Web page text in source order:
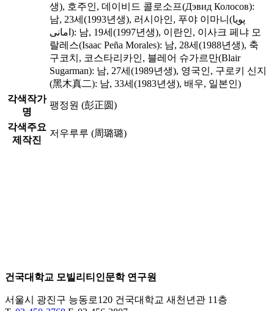
생), 호주인, 데이비드 콜로소프(Дэвид Колосов):
남, 23세(1993년생), 러시아인, 푸야 이마니(پویا
امانی): 남, 19세(1997년생), 이란인, 이사크 페냐 모
랄레스(Isaac Peña Morales): 남, 28세(1988년생), 축
구코치, 코스타리카인, 블레어 슈가르만(Blair
Sugarman): 남, 27세(1989년생), 영국인, 구로키 신지
(黑木真二): 남, 33세(1983년생), 배우, 일본인)
각색작가
명
팽정원 (彭正圆)
각색주요
제작진
저우루루 (周璐璐)
건국대학교 모빌리티인문학 연구원
서울시 광진구 능동로120 건국대학교 새천년관 11층